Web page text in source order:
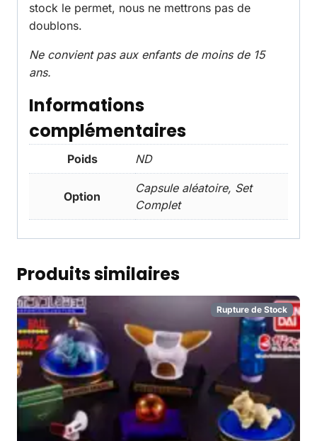
stock le permet, nous ne mettrons pas de
doublons.
Ne convient pas aux enfants de moins de 15
ans.
Informations
complémentaires
Poids ND
Option
Capsule aléatoire, Set
Complet
Produits similaires
Rupture de Stock